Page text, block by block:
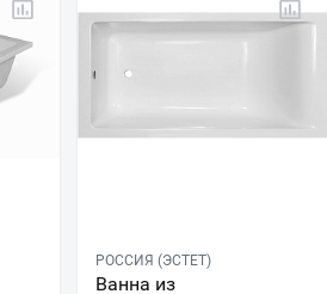
РОССИЯ (ЭСТЕТ)
Ванна из